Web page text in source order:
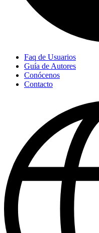
Faq de Usuarios
Guía de Autores
Conócenos
Contacto